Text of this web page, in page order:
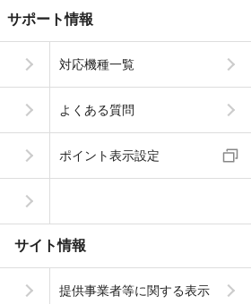
サポート情報
対応機種一覧
よくある質問
ポイント表示設定
サイト情報
提供事業者等に関する表示